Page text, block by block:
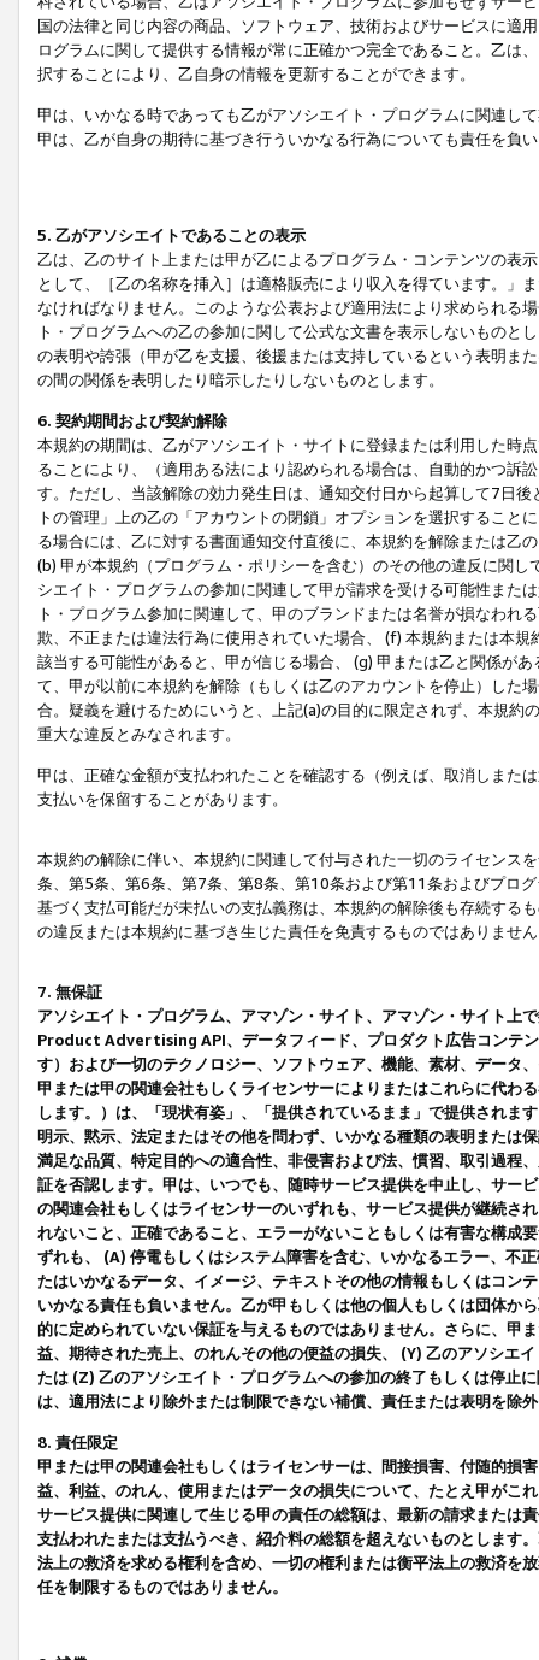
国の法律と同じ内容の商品、ソフトウェア、技術およびサービスに適
ログラムに関して提供する情報が常に正確かつ完全であること。乙は
択することにより、乙自身の情報を更新することができます。
甲は、いかなる時であっても乙がアソシエイト・プログラムに関連し
甲は、乙が自身の期待に基づき行ういかなる行為についても責任を負
5. 乙がアソシエイトであることの表示
乙は、乙のサイト上または甲が乙によるプログラム・コンテンツの表
として、［乙の名称を挿入］は適格販売により収入を得ています。」
なければなりません。このような公表および適用法により求められる
ト・プログラムへの乙の参加に関して公式な文書を表示しないもの
の表明や誇張（甲が乙を支援、後援または支持しているという表明ま
の間の関係を表明したり暗示したりしないものとします。
6. 契約期間および契約解除
本規約の期間は、乙がアソシエイト・サイトに登録または利用した時
ることにより、（適用ある法により認められる場合は、自動的かつ訴
す。ただし、当該解除の効力発生日は、通知交付日から起算して7日
トの管理」上の乙の「アカウントの閉鎖」オプションを選択するこ
る場合には、乙に対する書面通知交付直後に、本規約を解除または乙
(b) 甲が本規約（プログラム・ポリシーを含む）のその他の違反に関
シエイト・プログラムの参加に関連して甲が請求を受ける可能性また
ト・プログラム参加に関連して、甲のブランドまたは名誉が損なわれ
欺、不正または違法行為に使用されていた場合、 (f) 本規約または本
該当する可能性があると、甲が信じる場合、 (g) 甲または乙と関係が
て、甲が以前に本規約を解除（もしくは乙のアカウントを停止）した
合。疑義を避けるためにいうと、上記(a)の目的に限定されず、本規
重大な違反とみなされます。
甲は、正確な金額が支払われたことを確認する（例えば、取消しまた
支払いを保留することがあります。
本規約の解除に伴い、本規約に関連して付与された一切のライセンス
条、第5条、第6条、第7条、第8条、第10条および第11条およびプロ
基づく支払可能だが未払いの支払義務は、本規約の解除後も存続する
の違反または本規約に基づき生じた責任を免責するものではありませ
7. 無保証
アソシエイト・プログラム、アマゾン・サイト、アマゾン・サイト上
Product Advertising API、データフィード、プロダクト広告コンテ
す）および一切のテクノロジー、ソフトウェア、機能、素材、データ
甲または甲の関連会社もしくライセンサーによりまたはこれらに代わ
します。）は、「現状有姿」、「提供されているまま」で提供されま
明示、黙示、法定またはその他を問わず、いかなる種類の表明または
満足な品質、特定目的への適合性、非侵害および法、慣習、取引過程
証を否認します。甲は、いつでも、随時サービス提供を中止し、サー
の関連会社もしくはライセンサーのいずれも、サービス提供が継続さ
れないこと、正確であること、エラーがないこともしくは有害な構成
ずれも、 (A) 停電もしくはシステム障害を含む、いかなるエラー、不
たはいかなるデータ、イメージ、テキストその他の情報もしくはコン
いかなる責任も負いません。乙が甲もしくは他の個人もしくは団体か
的に定められていない保証を与えるものではありません。さらに、甲
益、期待された売上、のれんその他の便益の損失、 (Y) 乙のアソシエ
たは (Z) 乙のアソシエイト・プログラムへの参加の終了もしくは停止
は、適用法により除外または制限できない補償、責任または表明を除
8. 責任限定
甲または甲の関連会社もしくはライセンサーは、間接損害、付随的損
益、利益、のれん、使用またはデータの損失について、たとえ甲がこ
サービス提供に関連して生じる甲の責任の総額は、最新の請求または
支払われたまたは支払うべき、紹介料の総額を超えないものとします
法上の救済を求める権利を含め、一切の権利または衡平法上の救済を
任を制限するものではありません。